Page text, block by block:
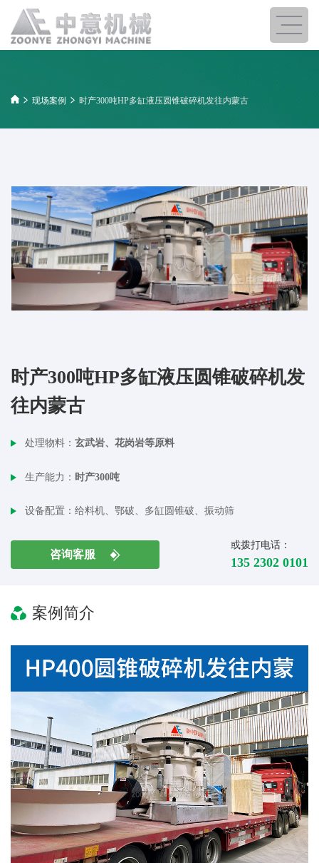
现场案例 时产300吨HP多缸液压圆锥破碎机发往内蒙古
时产300吨HP多缸液压圆锥破碎机发
往内蒙古
处理物料： 玄武岩、花岗岩等原料
生产能力： 时产300吨
设备配置： 给料机、鄂破、多缸圆锥破、振动筛
咨询客服
或拨打电话：
135 2302 0101
案例简介